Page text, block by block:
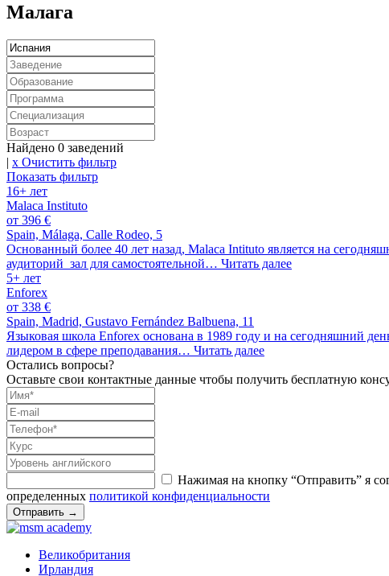
Малага
Найдено 0 заведений
| x Очистить фильтр
Показать фильтр
16+ лет
Malaca Instituto
от 396 €
Spain, Málaga, Calle Rodeo, 5
Основанный более 40 лет назад, Malaca Intituto является на
аудиторий зал для самостоятельной… Читать далее
5+ лет
Enforex
от 338 €
Spain, Madrid, Gustavo Fernández Balbuena, 11
Языковая школа Enforex основана в 1989 году и на сегодняшний
лидером в сфере преподавания… Читать далее
Остались вопросы?
Оставьте свои контактные данные чтобы получить бесплатную
Нажимая на кнопку “Отправить” я
определенных политикой конфиденциальности
Отправить →
Великобритания
Ирландия